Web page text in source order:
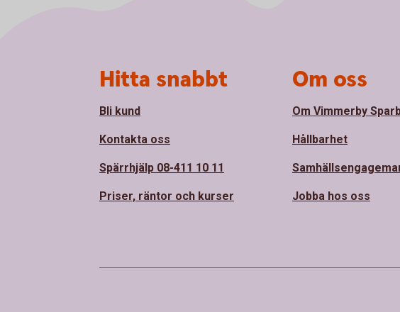
Hitta snabbt
Bli kund
Kontakta oss
Spärrhjälp 08-411 10 11
Priser, räntor och kurser
Om oss
Om Vimmerby
Hållbarhet
Jobba hos oss